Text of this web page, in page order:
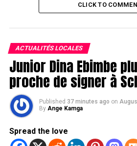
CLICK TO
ACTUALITÉS LOCALES
Junior Dina Ebimbe
proche de signer à
Published 37 minutes ago on
By Ange Kamga
Spread the love